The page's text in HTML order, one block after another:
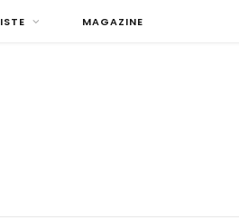
MAGAZINE